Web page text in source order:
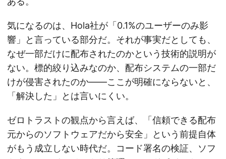
気になるのは、Hola社が「0.1%のユーザーのみ影
響」と言っている部分だ。それが事実だとしても、
なぜ一部だけに配布されたのかという技術的説明が
ない。標的絞り込みなのか、配布システムの一部だ
けが侵害されたのか——ここが明確にならないと、
「解決した」とは言いにくい。
ゼロトラストの観点から言えば、「信頼できる配布
元からのソフトウェアだから安全」という前提自体
がもう成立しない時代だ。コード署名の検証、ソフ